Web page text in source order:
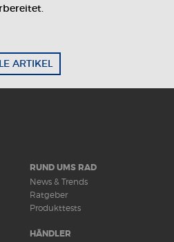
ARTIKEL
RUND UMS RAD
News & Trends
Ratgeber
Produkttests
HÄNDLER